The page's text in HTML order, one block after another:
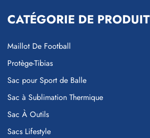
CATÉGORIE DE PRODUIT
Maillot De Football
Protège-Tibias
Sac pour Sport de Balle
Sac à Sublimation Thermique
Sac À Outils
Sacs Lifestyle